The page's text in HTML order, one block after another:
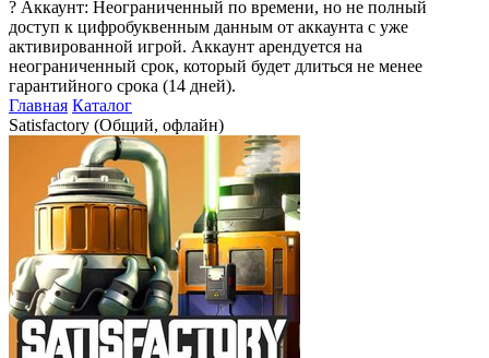
? Аккаунт: Неограниченный по времени, но не полный
доступ к цифробуквенным данным от аккаунта с уже
активированной игрой. Аккаунт арендуется на
неограниченный срок, который будет длиться не менее
гарантийного срока (14 дней).
Главная Каталог
Satisfactory (Общий, офлайн)